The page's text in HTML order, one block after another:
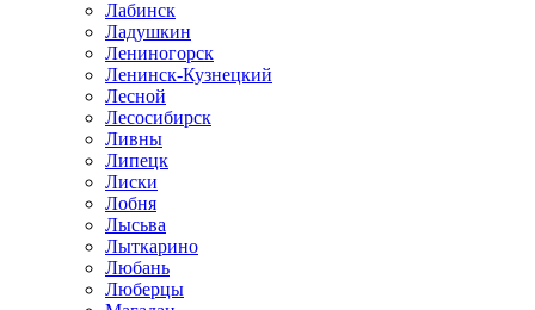
Лабинск
Ладушкин
Лениногорск
Ленинск-Кузнецкий
Лесной
Лесосибирск
Ливны
Липецк
Лиски
Лобня
Лысьва
Лыткарино
Любань
Люберцы